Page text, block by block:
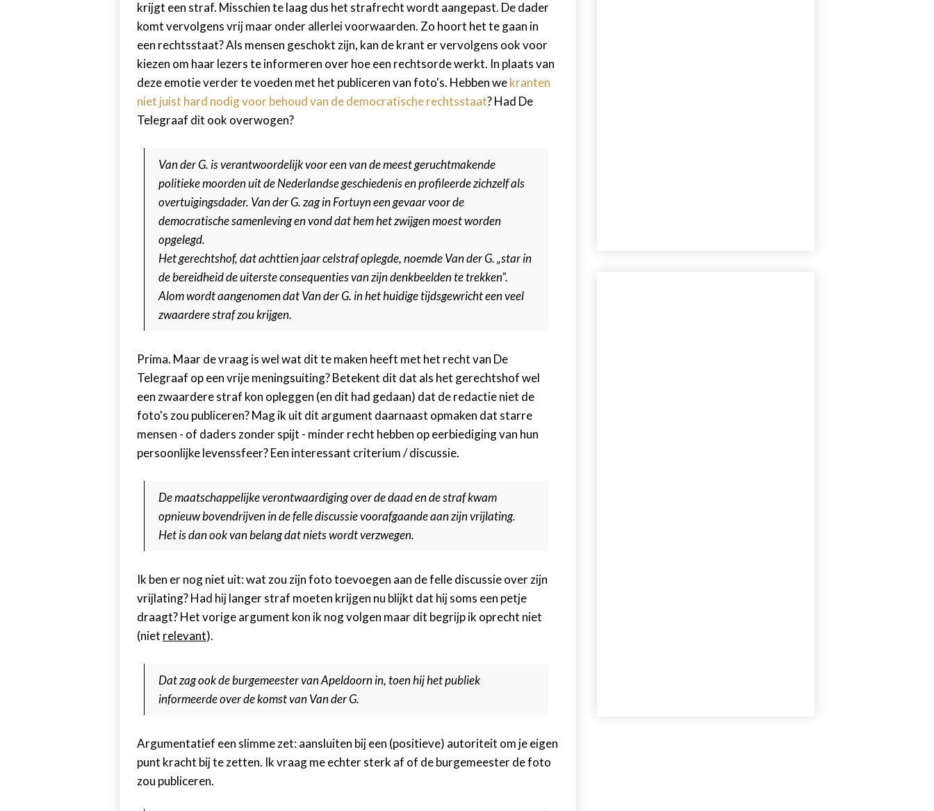
krijgt een straf. Misschien te laag dus het strafrecht wordt aangepast. De dader
komt vervolgens vrij maar onder allerlei voorwaarden. Zo hoort het te gaan in
een rechtsstaat? Als mensen geschokt zijn, kan de krant er vervolgens ook voor
kiezen om haar lezers te informeren over hoe een rechtsorde werkt. In plaats van
deze emotie verder te voeden met het publiceren van foto's. Hebben wekranten
niet juist hard nodig voor behoud van de democratische rechtsstaat? Had De
Telegraaf dit ook overwogen?
Van der G. is verantwoordelijk voor een van de meest geruchtmakende
politieke moorden uit de Nederlandse geschiedenis en profileerde zichzelf als
overtuigingsdader. Van der G. zag in Fortuyn een gevaar voor de
democratische samenleving en vond dat hem het zwijgen moest worden
opgelegd.
Het gerechtshof, dat achttien jaar celstraf oplegde, noemde Van der G. „star in
de bereidheid de uiterste consequenties van zijn denkbeelden te trekken”.
Alom wordt aangenomen dat Van der G. in het huidige tijdsgewricht een veel
zwaardere straf zou krijgen.
Prima. Maar de vraag is wel wat dit te maken heeft met het recht van De
Telegraaf op een vrije meningsuiting? Betekent dit dat als het gerechtshof wel
een zwaardere straf kon opleggen (en dit had gedaan) dat de redactie niet de
foto's zou publiceren? Mag ik uit dit argument daarnaast opmaken dat starre
mensen - of daders zonder spijt - minder recht hebben op eerbiediging van hun
persoonlijke levenssfeer? Een interessant criterium / discussie.
De maatschappelijke verontwaardiging over de daad en de straf kwam
opnieuw bovendrijven in de felle discussie voorafgaande aan zijn vrijlating.
Het is dan ook van belang dat niets wordt verzwegen.
Ik ben er nog niet uit: wat zou zijn foto toevoegen aan de felle discussie over zijn
vrijlating? Had hij langer straf moeten krijgen nu blijkt dat hij soms een petje
draagt? Het vorige argument kon ik nog volgen maar dit begrijp ik oprecht niet
(niet relevant).
Dat zag ook de burgemeester van Apeldoorn in, toen hij het publiek
informeerde over de komst van Van der G.
Argumentatief een slimme zet: aansluiten bij een (positieve) autoriteit om je eigen
punt kracht bij te zetten. Ik vraag me echter sterk af of de burgemeester de foto
zou publiceren.